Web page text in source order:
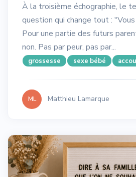
À la troisième échographie, le
question qui change tout :
Pour une partie des futurs
non. Pas par peur, pas par...
grossesse sexe bébé
ML Matthieu Lamarque